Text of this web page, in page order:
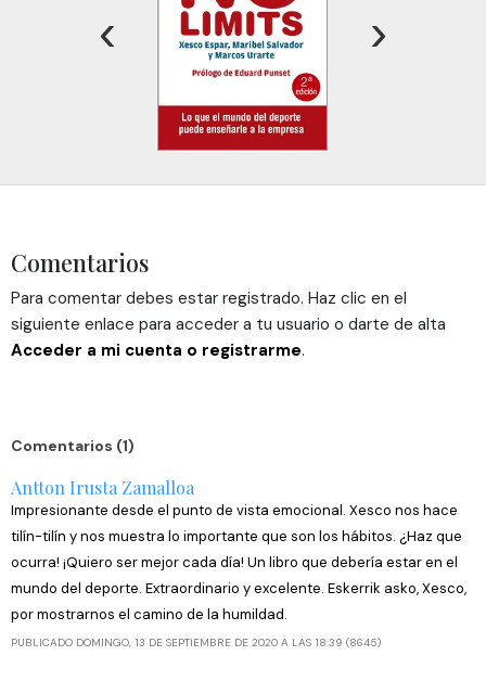
el contenido y los anuncios, ofrecer funciones de redes
sociales y analizar el tráfico. Además, compartimos
información sobre el uso que haga del sitio web con
nuestros partners de redes sociales, publicidad y análisis
web, quienes pueden combinarla con otra información
que les haya proporcionado o que hayan recopilado a
‹ ›
Comentarios
Para comentar debes estar registrado. Haz clic en el
siguiente enlace para acceder a tu usuario o darte de alta
Acceder a mi cuenta o registrarme.
Comentarios (1)
Antton Irusta Zamalloa
Impresionante desde el punto de vista emocional. Xesco nos hace
tilín-tilín y nos muestra lo importante que son los hábitos. ¿Haz que
ocurra! ¡Quiero ser mejor cada día! Un libro que debería estar en el
mundo del deporte. Extraordinario y excelente. Eskerrik asko, Xesco,
por mostrarnos el camino de la humildad.
PUBLICADO DOMINGO, 13 DE SEPTIEMBRE DE 2020 A LAS 18:39 (8645)